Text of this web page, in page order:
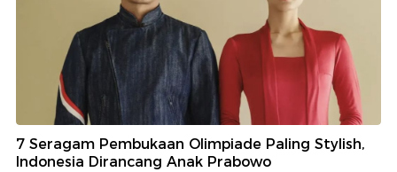
7 Seragam Pembukaan Olimpiade Paling Stylish,
Indonesia Dirancang Anak Prabowo